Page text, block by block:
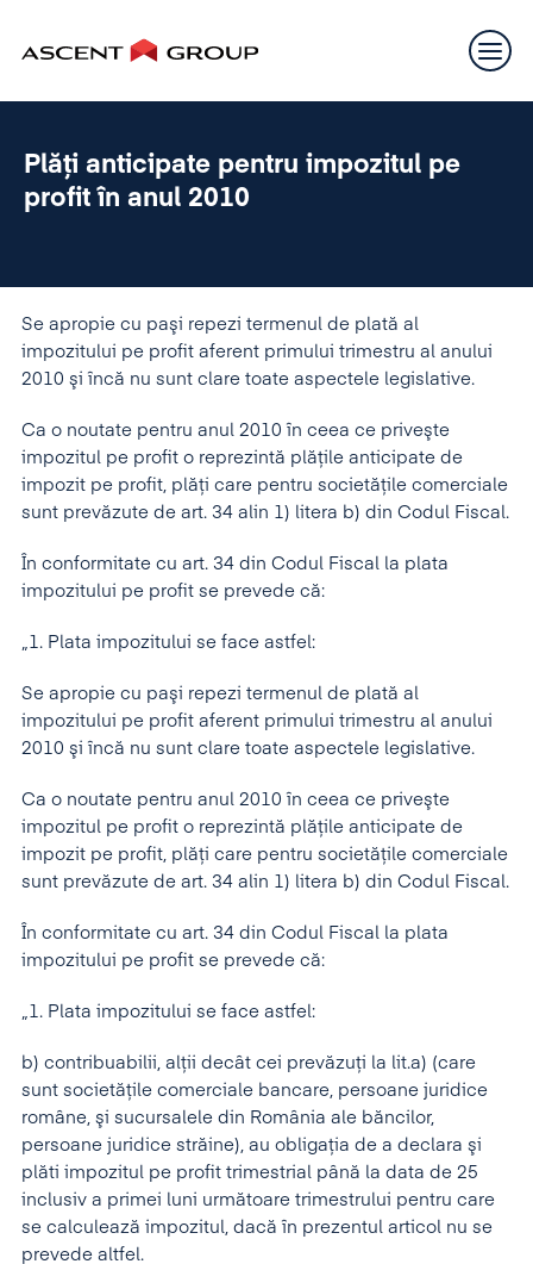
Plăţi anticipate pentru impozitul pe
profit în anul 2010
Se apropie cu paşi repezi termenul de plată al
impozitului pe profit aferent primului trimestru al anului
2010 şi încă nu sunt clare toate aspectele legislative.
Ca o noutate pentru anul 2010 în ceea ce priveşte
impozitul pe profit o reprezintă plăţile anticipate de
impozit pe profit, plăţi care pentru societăţile comerciale
sunt prevăzute de art. 34 alin 1) litera b) din Codul Fiscal.
În conformitate cu art. 34 din Codul Fiscal la plata
impozitului pe profit se prevede că:
„1. Plata impozitului se face astfel:
Se apropie cu paşi repezi termenul de plată al
impozitului pe profit aferent primului trimestru al anului
2010 şi încă nu sunt clare toate aspectele legislative.
Ca o noutate pentru anul 2010 în ceea ce priveşte
impozitul pe profit o reprezintă plăţile anticipate de
impozit pe profit, plăţi care pentru societăţile comerciale
sunt prevăzute de art. 34 alin 1) litera b) din Codul Fiscal.
În conformitate cu art. 34 din Codul Fiscal la plata
impozitului pe profit se prevede că:
„1. Plata impozitului se face astfel:
b) contribuabilii, alţii decât cei prevăzuţi la lit.a) (care
sunt societăţile comerciale bancare, persoane juridice
române, şi sucursalele din România ale băncilor,
persoane juridice străine), au obligaţia de a declara şi
plăti impozitul pe profit trimestrial până la data de 25
inclusiv a primei luni următoare trimestrului pentru care
se calculează impozitul, dacă în prezentul articol nu se
prevede altfel.